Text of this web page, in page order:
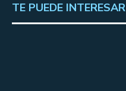
TE PUEDE INTERESAR